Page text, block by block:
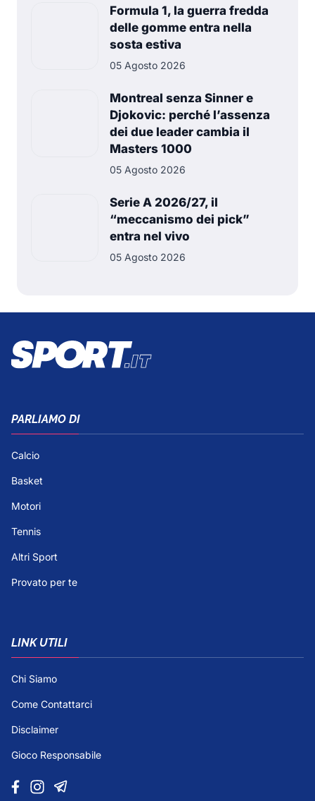
Formula 1, la guerra fredda
delle gomme entra nella
sosta estiva
05 Agosto 2026
Montreal senza Sinner e
Djokovic: perché l’assenza
dei due leader cambia il
Masters 1000
05 Agosto 2026
Serie A 2026/27, il
“meccanismo dei pick”
entra nel vivo
05 Agosto 2026
PARLIAMO DI
Calcio
Basket
Motori
Tennis
Altri Sport
Provato per te
LINK UTILI
Chi Siamo
Come Contattarci
Disclaimer
Gioco Responsabile